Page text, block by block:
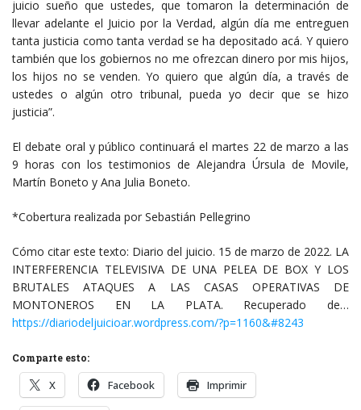
juicio sueño que ustedes, que tomaron la determinación de
llevar adelante el Juicio por la Verdad, algún día me entreguen
tanta justicia como tanta verdad se ha depositado acá. Y quiero
también que los gobiernos no me ofrezcan dinero por mis hijos,
los hijos no se venden. Yo quiero que algún día, a través de
ustedes o algún otro tribunal, pueda yo decir que se hizo
justicia”.
El debate oral y público continuará el martes 22 de marzo a las
9 horas con los testimonios de Alejandra Úrsula de Movile,
Martín Boneto y Ana Julia Boneto.
*Cobertura realizada por Sebastián Pellegrino
Cómo citar este texto: Diario del juicio. 15 de marzo de 2022. LA
INTERFERENCIA TELEVISIVA DE UNA PELEA DE BOX Y LOS
BRUTALES ATAQUES A LAS CASAS OPERATIVAS DE
MONTONEROS EN LA PLATA. Recuperado de…
https://diariodeljuicioar.wordpress.com/?p=1160&#8243
Comparte esto:
X Facebook Imprimir